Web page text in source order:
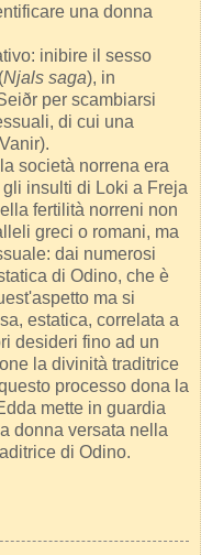
una donna
inibire il sesso
Njals saga), in
per scambiarsi
di cui una
società norrena era
insulti di Loki a Freja
fertilità norreni non
greci o romani, ma
dai numerosi
di Odino, che è
ma si
estatica, correlata a
desideri fino ad un
la divinità traditrice
processo dona la
mette in guardia
donna versata nella
di Odino.